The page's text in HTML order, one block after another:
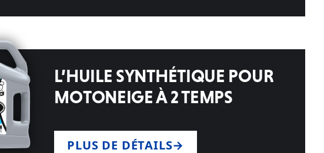
L’HUILE SYNTHÉTIQUE POUR
MOTONEIGE À 2 TEMPS
PLUS DE DÉTAILS